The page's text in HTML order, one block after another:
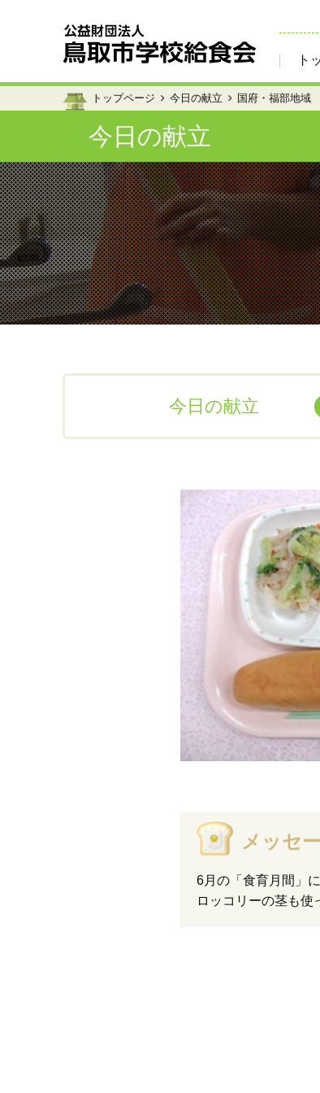
ト
トップページ 今日の献立 国府・福部地域
今日の献立
今日の献立
メッセ
6月の「食育月間」
ロッコリーの茎も使